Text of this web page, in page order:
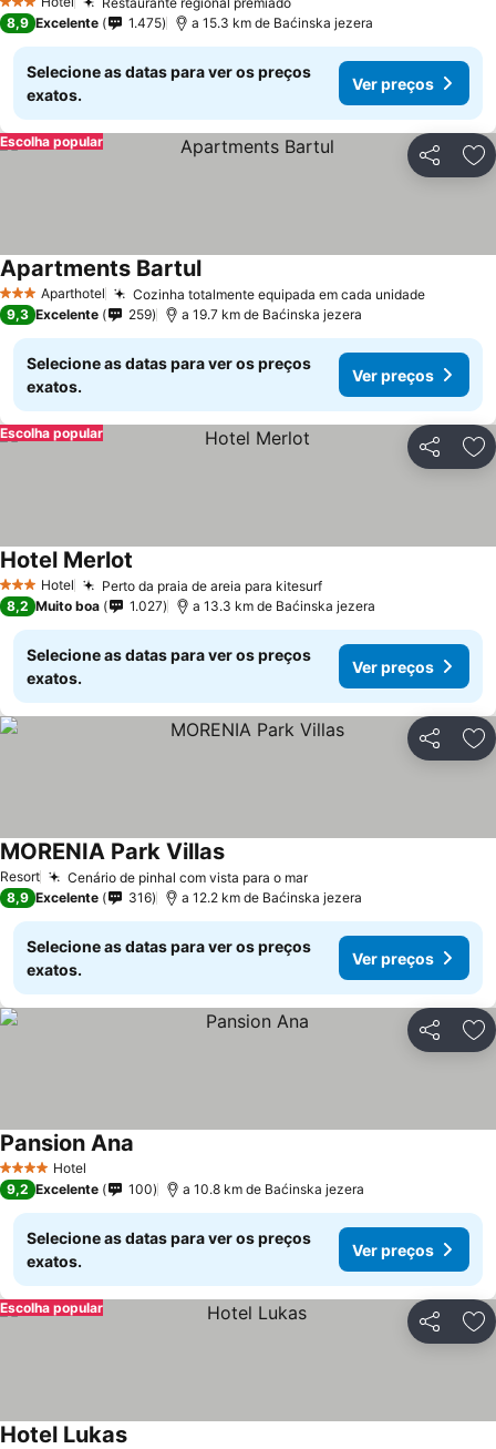
3 Estrelas
8,9 Excelente 1.475 a 15.3 km de Baćinska jezera
Selecione as datas para ver os preços
exatos.
Ver preços
Partilhar
Escolha popular
3 EstrelasAparthotel Cozinha totalmente equipada em cada unidade
Apartments Bartul
9,3 Excelente 259 a 19.7 km de Baćinska jezera
Selecione as datas para ver os preços
exatos.
Ver preços
Partilhar
Escolha popular
3 EstrelasHotel Perto da praia de areia para kitesurf
Hotel Merlot
8,2 Muito boa 1.027 a 13.3 km de Baćinska jezera
Selecione as datas para ver os preços
exatos.
Ver preços
Partilhar
Resort Cenário de pinhal com vista para o mar
MORENIA Park Villas
8,9 Excelente 316 a 12.2 km de Baćinska jezera
Selecione as datas para ver os preços
exatos.
Ver preços
Partilhar
4 EstrelasHotel
Pansion Ana
9,2 Excelente 100 a 10.8 km de Baćinska jezera
Selecione as datas para ver os preços
exatos.
Ver preços
Partilhar
Escolha popular
Hotel Lukas